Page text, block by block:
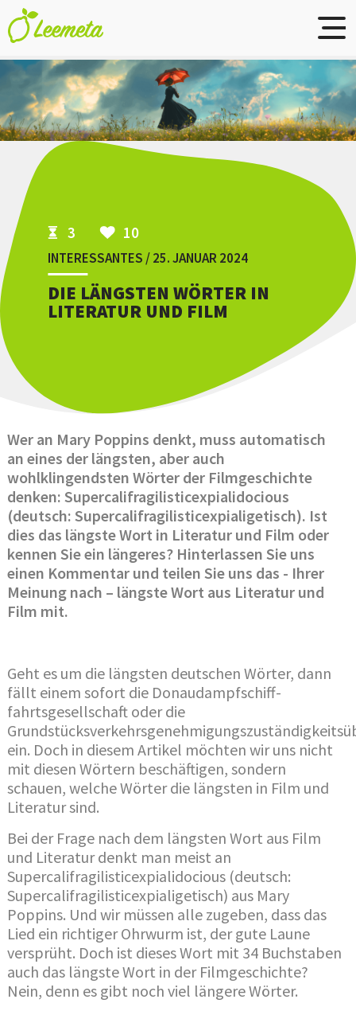
Skip to main content
3 10
INTERESSANTES / 25. JANUAR 2024
DIE LÄNGSTEN WÖRTER IN
LITERATUR UND FILM
Wer an Mary Poppins denkt, muss automatisch
an eines der längsten, aber auch
wohlklingendsten Wörter der Filmgeschichte
denken: Supercalifragilisticexpialidocious
(deutsch: Supercalifragilisticexpialigetisch). Ist
dies das längste Wort in Literatur und Film oder
kennen Sie ein längeres? Hinterlassen Sie uns
einen Kommentar und teilen Sie uns das - Ihrer
Meinung nach – längste Wort aus Literatur und
Film mit.
Geht es um die längsten deutschen Wörter, dann
fällt einem sofort die Donaudampfschiff-
fahrtsgesellschaft oder die
ein. Doch in diesem Artikel möchten wir uns nicht
mit diesen Wörtern beschäftigen, sondern
schauen, welche Wörter die längsten in Film und
Literatur sind.
Bei der Frage nach dem längsten Wort aus Film
und Literatur denkt man meist an
Supercalifragilisticexpialidocious (deutsch:
Supercalifragilisticexpialigetisch) aus Mary
Poppins. Und wir müssen alle zugeben, dass das
Lied ein richtiger Ohrwurm ist, der gute Laune
versprüht. Doch ist dieses Wort mit 34 Buchstaben
auch das längste Wort in der Filmgeschichte?
Nein, denn es gibt noch viel längere Wörter.